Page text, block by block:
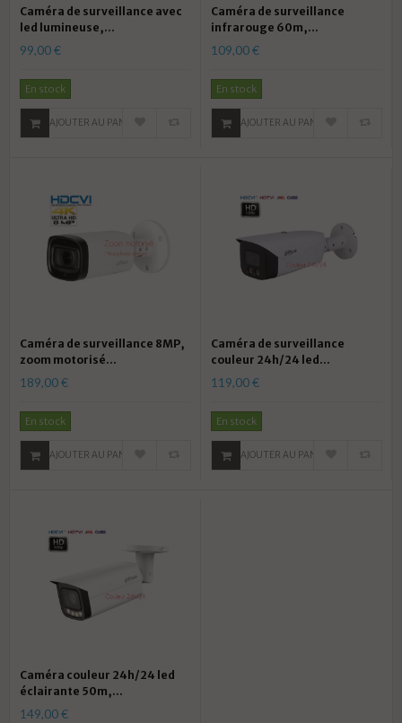
Caméra de surveillance avec
led lumineuse,...
99,00 €
En stock
AJOUTER AU PANIER
Caméra de surveillance
infrarouge 60m,...
109,00 €
En stock
AJOUTER AU PANIER
Caméra de surveillance 8MP,
zoom motorisé...
189,00 €
En stock
AJOUTER AU PANIER
Caméra de surveillance
couleur 24h/24 led...
119,00 €
En stock
AJOUTER AU PANIER
Caméra couleur 24h/24 led
éclairante 50m,...
149,00 €